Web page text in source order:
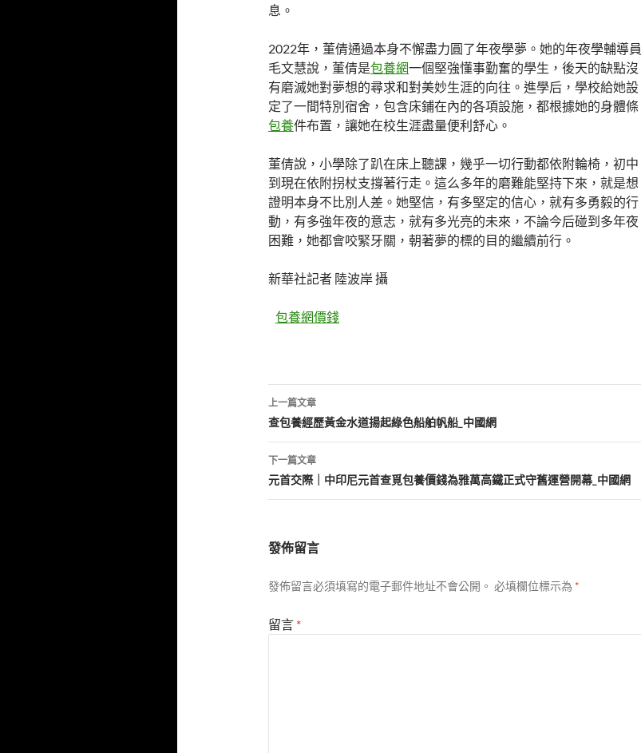
息。
2022年，董倩通過本身不懈盡力圓了年夜學夢。她的年夜學輔導員
毛文慧說，董倩是包養網一個堅強懂事勤奮的學生，後天的缺點沒
有磨滅她對夢想的尋求和對美妙生涯的向往。進學后，學校給她設
定了一間特別宿舍，包含床鋪在內的各項設施，都根據她的身體條
包養件布置，讓她在校生涯盡量便利舒心。
董倩說，小學除了趴在床上聽課，幾乎一切行動都依附輪椅，初中
到現在依附拐杖支撐著行走。這么多年的磨難能堅持下來，就是想
證明本身不比別人差。她堅信，有多堅定的信心，就有多勇毅的行
動，有多強年夜的意志，就有多光亮的未來，不論今后碰到多年夜
困難，她都會咬緊牙關，朝著夢的標的目的繼續前行。
新華社記者 陸波岸 攝
包養網價錢
文
章
導
覽
上一篇文章
查包養經歷黃金水道揚起綠色船舶帆船_中國網
下一篇文章
元首交際｜中印尼元首查覓包養價錢為雅萬高鐵正式守舊運營開幕_中國網
發佈留言
發佈留言必須填寫的電子郵件地址不會公開。 必填欄位標示為 *
留言 *